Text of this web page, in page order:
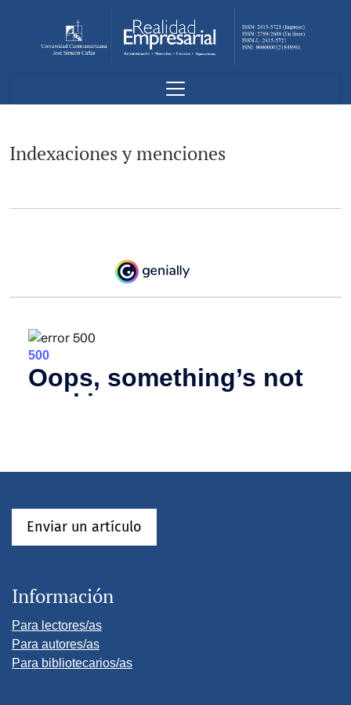
Indexaciones y menciones
Enviar un artículo
Información
Para lectores/as
Para autores/as
Para bibliotecarios/as